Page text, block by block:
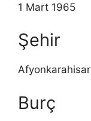
1 Mart 1965
Şehir
Afyonkarahisar
Burç